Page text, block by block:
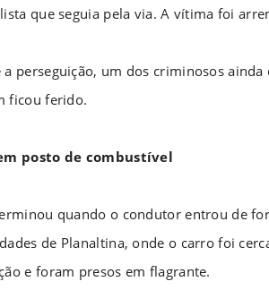
que seguia pela via. A vítima foi
a perseguição, um dos criminosos
ficou ferido.
posto de combustível
quando o condutor entrou de
de Planaltina, onde o carro foi
e foram presos em flagrante.